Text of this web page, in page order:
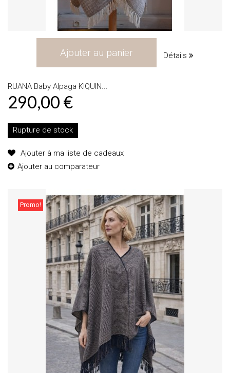
Ajouter au panier Détails
RUANA Baby Alpaga KIQUIN...
290,00 €
Rupture de stock
Ajouter à ma liste de cadeaux
Ajouter au comparateur
Promo!